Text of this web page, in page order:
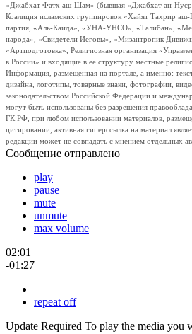
«Джабхат Фатх аш-Шам» (бывшая «Джабхат ан-
Коалиция исламских группировок «Хайят Тахрир
партия, «Аль-Каида», «УНА-УНСО», «Талибан»,
народа», «Свидетели Иеговы», «Мизантропик
«Артподготовка», Религиозная организация
в России» и входящие в ее структуру местные
Информация, размещенная на портале, а именно:
дизайна, логотипы, товарные знаки, фотографии,
законодательством Российской Федерации и
могут быть использованы без разрешения
ГК РФ, при любом использовании материалов,
цитировании, активная гиперссылка на материал
редакции может не совпадать с мнением отдельных
Сообщение отправлено
play
pause
mute
unmute
max volume
02:01
-01:27
repeat off
Update Required To play the media you